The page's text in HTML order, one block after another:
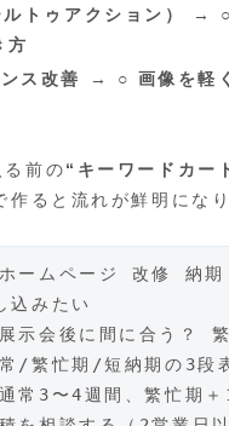
トゥアクション）
→
方
ス改善
→ ○ 画像を軽
前の“キーワードカー
ると流れが鮮明になり
ホームページ 改修 納
込みたい
示会後に間に合う？
常/繁忙期/短納期の3段
通常3〜4週間、繁忙期